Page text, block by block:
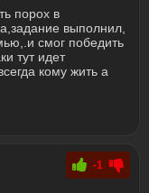
порох в
выполнил,
смог победить
тут идет
кому жить а
-1